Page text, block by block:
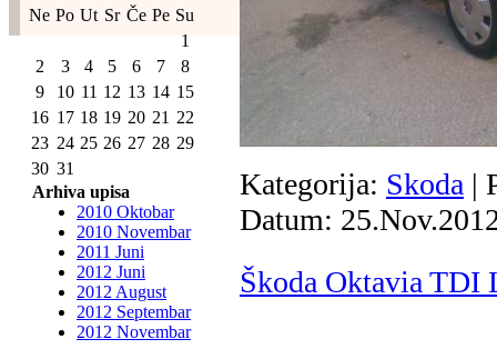
Ne Po Ut Sr Če Pe Su
1
2
3 4 5 6 7
8
9
10 11 12 13 14 15
16 17 18 19 20 21 22
23 24 25 26 27 28 29
30 31
Arhiva upisa
2010 Oktobar
2010 Novembar
2011 Juni
2012 Juni
2012 August
2012 Septembar
2012 Novembar
Kategorija: Skoda |
Datum:
Škoda Oktavia